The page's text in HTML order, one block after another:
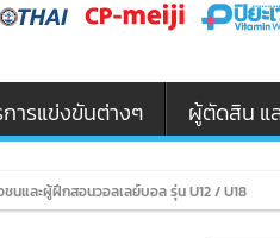
ารแข่งขันต่างๆ ผู้ตัดสิน แ